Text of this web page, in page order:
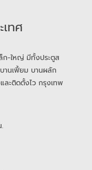
ทศ
ก-ใหญ่ มีทั้งประตูส
านเฟี้ยม บานผลัก
ละติดตั้งไว กรุงเทพ